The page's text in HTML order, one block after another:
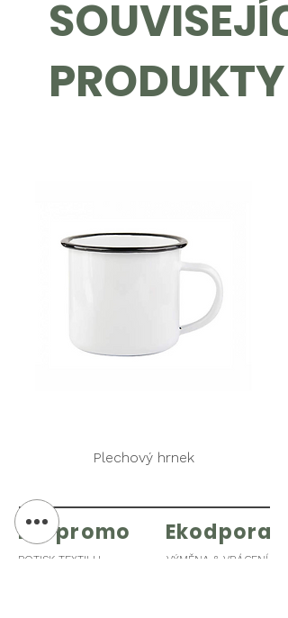
SOUVISEJÍCÍ
PRODUKTY
Plechový hrnek
Ekopromo Ekodpora
POTISK TEXTILU VÝMĚNA & VRÁCENÍ